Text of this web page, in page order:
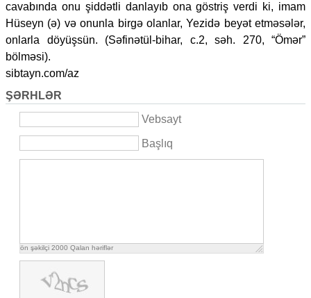
cavabında onu şiddətli danlayıb ona göstriş verdi ki, imam
Hüseyn (ə) və onunla birgə olanlar, Yezidə beyət etməsələr,
onlarla döyüşsün. (Səfinətül-bihar, c.2, səh. 270, “Ömər”
bölməsi).
sibtayn.com/az
ŞƏRHLƏR
Vebsayt
Başlıq
ön şəkilçi 2000 Qalan həriflər